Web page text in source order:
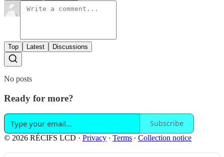
Top Latest Discussions
No posts
Ready for more?
Subscribe
© 2026 RÉCIFS LCD · Privacy ∙ Terms ∙ Collection notice